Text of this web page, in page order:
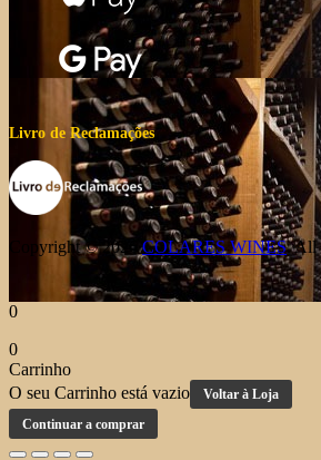
Livro de Reclamações
Copyright © 2026COLARES WINES. All
0
0
Carrinho
O seu Carrinho está vazio
Voltar à Loja
Continuar a comprar